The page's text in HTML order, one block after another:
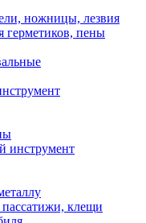
ножницы, лезвия
герметиков, пены
инструмент
клещи